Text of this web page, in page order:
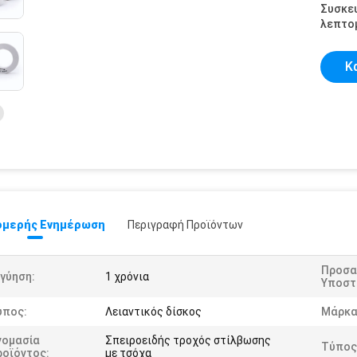
Ενημέρωση Περιγραφή Προϊόντων
1 χρόνια
Λειαντικός δίσκος
Σπειροειδής τροχός στίλβωσης
με τσόχα